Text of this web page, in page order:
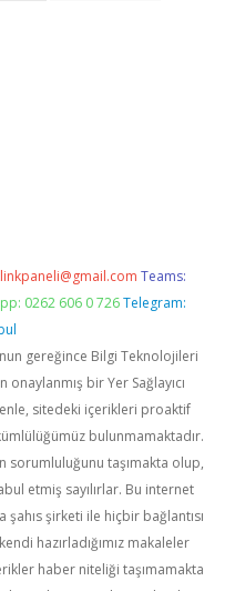
Teams:
0262 606 0 726 Telegram:
gereğince Bilgi Teknolojileri
bir Yer Sağlayıcı
sitedeki içerikleri proaktif
bulunmamaktadır.
sorumluluğunu taşımakta olup,
etmiş sayılırlar. Bu internet
şirketi ile hiçbir bağlantısı
hazırladığımız makaleler
haber niteliği taşımamakta